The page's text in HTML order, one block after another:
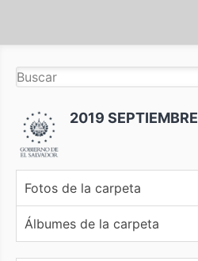
2019 SEPTIEMBRE
Fotos de la carpeta
Álbumes de la carpeta